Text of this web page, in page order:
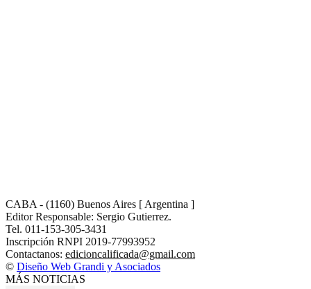
CABA - (1160) Buenos Aires [ Argentina ]
Editor Responsable: Sergio Gutierrez.
Tel. 011-153-305-3431
Inscripción RNPI 2019-77993952
Contactanos: edicioncalificada@gmail.com
© Diseño Web Grandi y Asociados
MÁS NOTICIAS